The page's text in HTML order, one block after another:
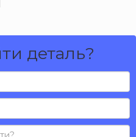
деталь?